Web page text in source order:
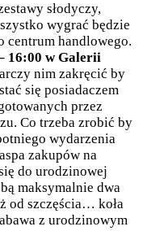
słodyczy,
wygrać będzie
centrum handlowego.
16:00 w Galerii
nim zakręcić by
się posiadaczem
przez
Co trzeba zrobić by
wydarzenia
zakupów na
do urodzinowej
maksymalnie dwa
od szczęścia… koła
z urodzinowym